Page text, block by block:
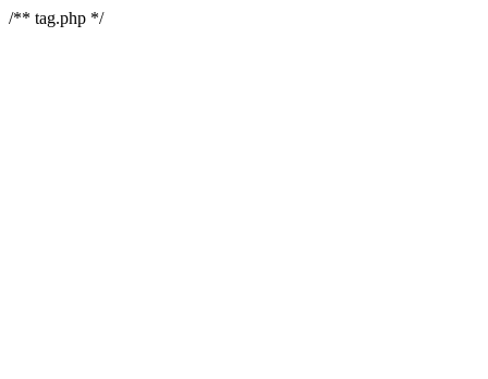
/** tag.php */